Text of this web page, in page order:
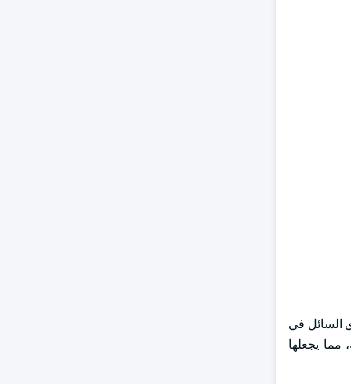
مستخرجات الشاي السائل في
يجعلها